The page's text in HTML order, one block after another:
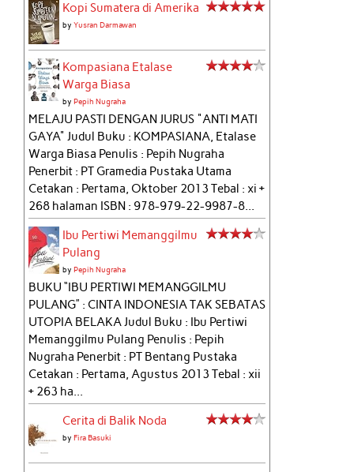
Kopi Sumatera di Amerika
byYusran Darmawan
Kompasiana Etalase
Warga Biasa
byPepih Nugraha
MELAJU PASTI DENGAN JURUS "ANTI MATI
GAYA" Judul Buku : KOMPASIANA, Etalase
Warga Biasa Penulis : Pepih Nugraha
Penerbit : PT Gramedia Pustaka Utama
Cetakan : Pertama, Oktober 2013 Tebal : xi +
268 halaman ISBN : 978-979-22-9987-8...
Ibu Pertiwi Memanggilmu
Pulang
byPepih Nugraha
BUKU “IBU PERTIWI MEMANGGILMU
PULANG” : CINTA INDONESIA TAK SEBATAS
UTOPIA BELAKA Judul Buku : Ibu Pertiwi
Memanggilmu Pulang Penulis : Pepih
Nugraha Penerbit : PT Bentang Pustaka
Cetakan : Pertama, Agustus 2013 Tebal : xii
+ 263 ha...
Cerita di Balik Noda
byFira Basuki